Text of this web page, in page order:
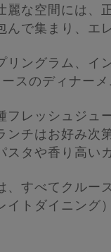
麗な空間には、
んで集まり、エ
リングラム、イ
スのディナー
フレッシュジュ
ンチはお好み次
スタや香り高い
、すべてクルー
イトダイニング